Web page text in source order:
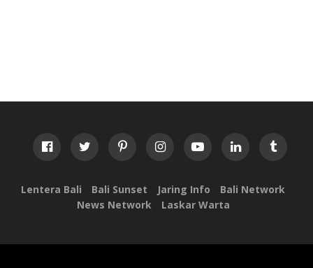
Lentera Bali Bali Sunset Jaring Info
Bali Network
News Network
Laskar Warta